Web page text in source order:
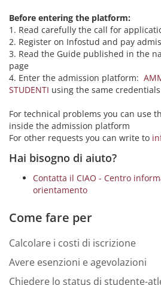
Before entering the platform:
1. Read carefully the call for
2. Register on Infostud and pay
3. Read the Guide published in the
page
4. Enter the admission platform:
STUDENTI using the same
For technical problems you can use
inside the admission platform
For other requests you can write to
Hai bisogno di aiuto?
Contatta il CIAO - Centro
orientamento
Come fare per
Calcolare i costi di iscrizione
Avere esenzioni e agevolazioni
Chiedere lo status di studente-